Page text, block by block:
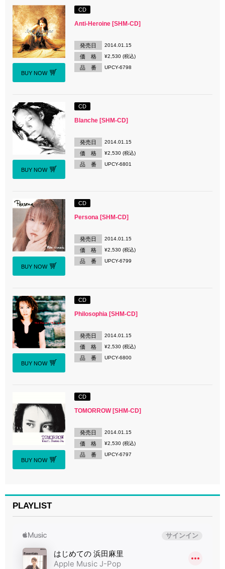
BUY NOW
CD
Anti-Heroine [SHM-CD]
発売日 2014.01.15
価 格 ¥2,530 (税込)
品 番 UPCY-6798
BUY NOW
CD
Blanche [SHM-CD]
発売日 2014.01.15
価 格 ¥2,530 (税込)
品 番 UPCY-6801
BUY NOW
CD
Persona [SHM-CD]
発売日 2014.01.15
価 格 ¥2,530 (税込)
品 番 UPCY-6799
BUY NOW
CD
Philosophia [SHM-CD]
発売日 2014.01.15
価 格 ¥2,530 (税込)
品 番 UPCY-6800
BUY NOW
CD
TOMORROW [SHM-CD]
発売日 2014.01.15
価 格 ¥2,530 (税込)
品 番 UPCY-6797
PLAYLIST